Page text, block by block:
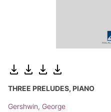
THREE PRELUDES, PIANO
Gershwin, George